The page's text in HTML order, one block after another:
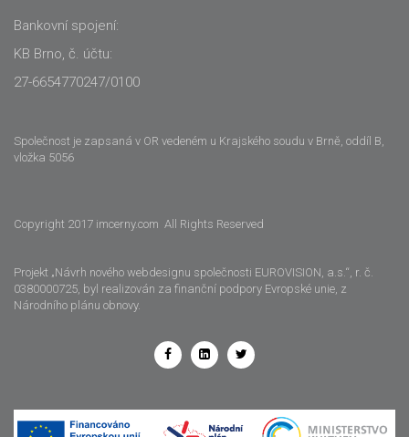
Bankovní spojení:
KB Brno, č. účtu:
27-6654770247/0100
Společnost je zapsaná v OR vedeném u Krajského soudu v Brně, oddíl B,
vložka 5056
Copyright 2017 imcerny.com All Rights Reserved
Projekt „Návrh nového webdesignu společnosti EUROVISION, a.s.“, r. č.
0380000725, byl realizován za finanční podpory Evropské unie, z
Národního plánu obnovy.